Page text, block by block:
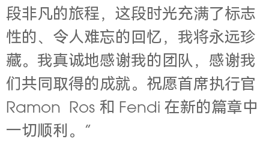
段非凡的旅程，这段时光充满了标志
性的、令人难忘的回忆，我将永远珍
藏。我真诚地感谢我的团队，感谢我
们共同取得的成就。祝愿首席执行官
Ramon Ros 和 Fendi 在新的篇章中
一切顺利。”